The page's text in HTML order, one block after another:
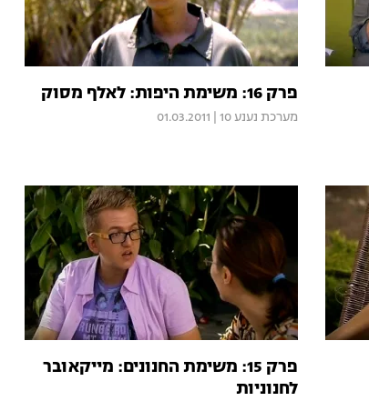
פרק 16: משימת היפות: לאלף מסוק
מערכת נענע 10 01.03.2011
פרק 15: משימת החנונים: מייקאובר
לחנוניות